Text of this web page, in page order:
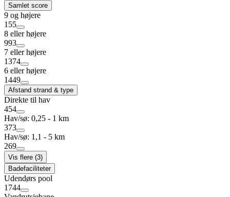
Samlet score
9 og højere
155
8 eller højere
993
7 eller højere
1374
6 eller højere
1449
Afstand strand & type
Direkte til hav
454
Hav/sø: 0,25 - 1 km
373
Hav/sø: 1,1 - 5 km
269
Vis flere (3)
Badefaciliteter
Udendørs pool
1744